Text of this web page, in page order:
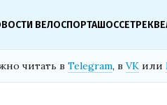
ВЕЛОСПОРТАШОССЕТРЕК
читать в Telegram, в VK или